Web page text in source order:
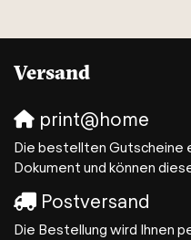
Versand
print@home
Die bestellten Gutscheine
Dokument und können
Postversand
Die Bestellung wird Ihnen